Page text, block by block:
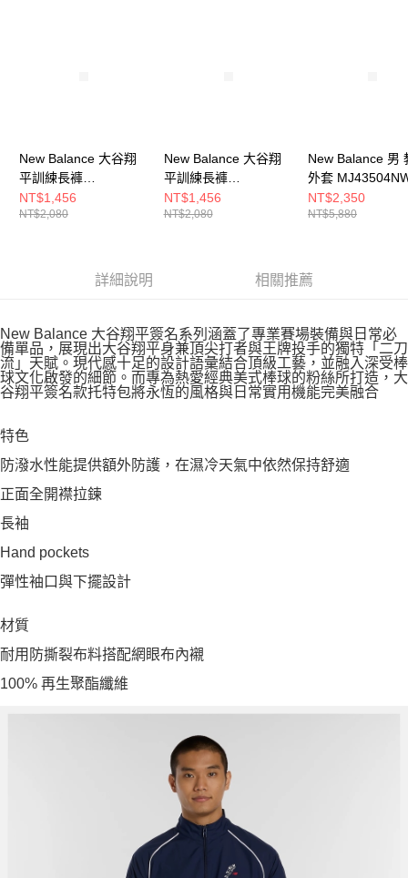
New Balance 大谷翔
平訓練長褲
MB61R6GCBK-F
NT$1,456
NT$2,080
New Balance 大谷翔
平訓練長褲
MB61R6GCTNV-F
NT$1,456
NT$2,080
New Balance 男
外套
NT$2,350
NT$5,880
詳細說明 相關推薦
New Balance 大谷翔平簽名系列涵蓋了專業賽場裝備與日常必
備單品，展現出大谷翔平身兼頂尖打者與王牌投手的獨特「二刀
流」天賦。現代感十足的設計語彙結合頂級工藝，並融入深受棒
球文化啟發的細節。而專為熱愛經典美式棒球的粉絲所打造，大
谷翔平簽名款托特包將永恆的風格與日常實用機能完美融合
特色
防潑水性能提供額外防護，在濕冷天氣中依然保持舒適
正面全開襟拉鍊
長袖
Hand pockets
彈性袖口與下擺設計
材質
耐用防撕裂布料搭配網眼布內襯
100% 再生聚酯纖維